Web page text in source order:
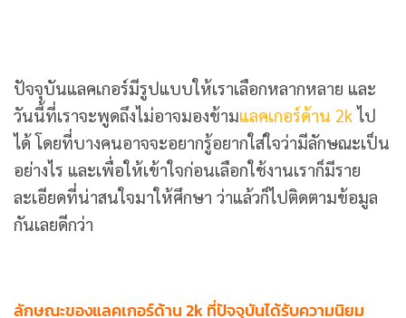
ปัจจุบันแลคเกอร์มีรูปแบบให้เราเลือกหลากหลาย และ
วันนี้ที่เราจะพูดถึงไม่อาจมองข้ามแลคเกอร์ด้าน 2kไป
ได้ โดยที่บางคนอาจจะอยากรู้อยากใส่ใจว่ามีลักษณะเป็น
อย่างไร และเพื่อให้เข้าใจก่อนเลือกใช้งานเราก็มีราย
ละเอียดที่น่าสนใจมาให้ศึกษา ว่าแล้วก็ไปติดตามข้อมูล
กันเลยดีกว่า
ลักษณะของแลคเกอร์ด้าน 2k ที่ปัจจุบันได้รับความนิยม